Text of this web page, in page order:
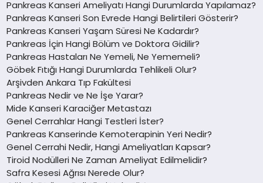
Pankreas Kanseri Ameliyatı Hangi Durumlarda Yapılamaz?
Pankreas Kanseri Son Evrede Hangi Belirtileri Gösterir?
Pankreas Kanseri Yaşam Süresi Ne Kadardır?
Pankreas İçin Hangi Bölüm ve Doktora Gidilir?
Pankreas Hastaları Ne Yemeli, Ne Yememeli?
Göbek Fıtığı Hangi Durumlarda Tehlikeli Olur?
Arşivden Ankara Tıp Fakültesi
Pankreas Nedir ve Ne İşe Yarar?
Mide Kanseri Karaciğer Metastazı
Genel Cerrahlar Hangi Testleri İster?
Pankreas Kanserinde Kemoterapinin Yeri Nedir?
Genel Cerrahi Nedir, Hangi Ameliyatları Kapsar?
Tiroid Nodülleri Ne Zaman Ameliyat Edilmelidir?
Safra Kesesi Ağrısı Nerede Olur?